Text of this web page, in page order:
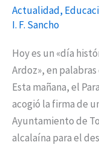
Actualidad,
I. F. Sancho
Hoy es un «día
Ardoz», en
Esta mañana, el
acogió la firma de
Ayuntamiento de
alcalaína para el
Alcalá